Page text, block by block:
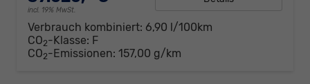
incl. 19% MwSt.
Verbrauch kombiniert: 6,90 l/100km
CO2-Klasse: F
CO2-Emissionen: 157,00 g/km